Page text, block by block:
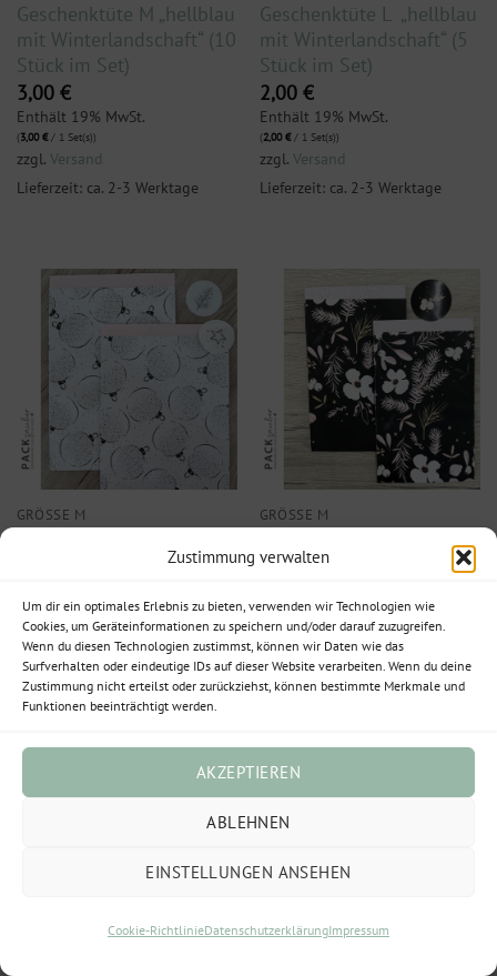
Zustimmung verwalten
Um dir ein optimales Erlebnis zu bieten, verwenden wir Technologien wie
Cookies, um Geräteinformationen zu speichern und/oder darauf zuzugreifen.
Wenn du diesen Technologien zustimmst, können wir Daten wie das
Surfverhalten oder eindeutige IDs auf dieser Website verarbeiten. Wenn du deine
Zustimmung nicht erteilst oder zurückziehst, können bestimmte Merkmale und
Funktionen beeinträchtigt werden.
AKZEPTIEREN
ABLEHNEN
EINSTELLUNGEN ANSEHEN
Cookie-RichtlinieDatenschutzerklärungImpressum
Geschenktüte M „hellblau
mit Winterlandschaft“ (10
Stück im Set)
3,00 €
Enthält 19% MwSt.
(3,00€/ 1 Set(s))
zzgl. Versand
Lieferzeit: ca. 2-3 Werktage
Geschenktüte L „hellblau
mit Winterlandschaft“ (5
Stück im Set)
2,00 €
Enthält 19% MwSt.
(2,00€/ 1 Set(s))
zzgl. Versand
Lieferzeit: ca. 2-3 Werktage
GRÖSSE M
M“Christbaumkugeln
(10 Stück im Set)
3,00€
Enthält 19% MwSt.
3,00€/ 1 cm)
zzgl.Versand
GRÖSSE M
„Weihnachtskränze
Set)
3,00€
Enthält 19% MwSt.
(3,00€/ 1 Set(s))